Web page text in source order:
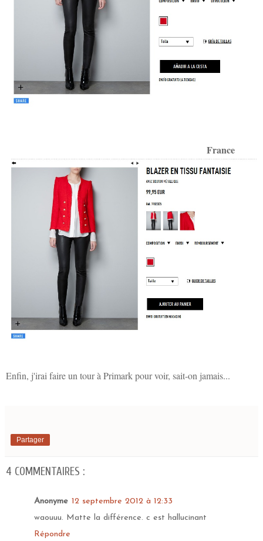
France
Enfin, j'irai faire un tour à Primark pour voir, sait-on jamais...
Partager
4 COMMENTAIRES :
Anonyme 12 septembre 2012 à 12:33
waouuu. Matte la différence. c est hallucinant
Répondre